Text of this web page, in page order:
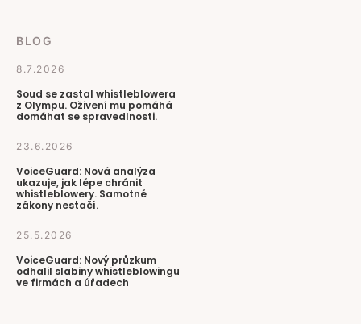
BLOG
8.7.2026
Soud se zastal whistleblowera
z Olympu. Oživení mu pomáhá
domáhat se spravedlnosti.
23.6.2026
VoiceGuard: Nová analýza
ukazuje, jak lépe chránit
whistleblowery. Samotné
zákony nestačí.
25.5.2026
VoiceGuard: Nový průzkum
odhalil slabiny whistleblowingu
ve firmách a úřadech